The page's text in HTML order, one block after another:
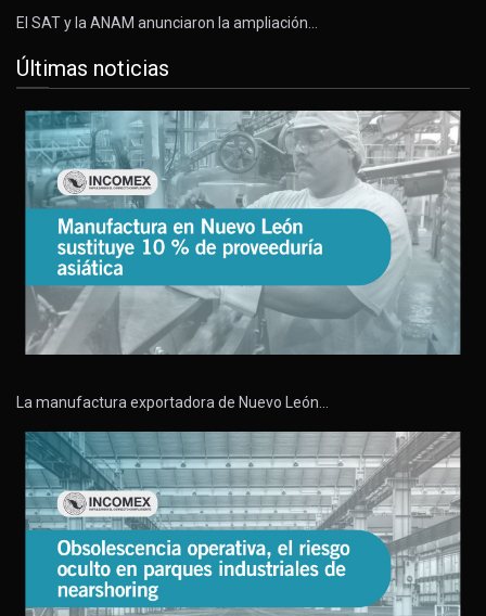
El SAT y la ANAM anunciaron la ampliación…
Últimas noticias
La manufactura exportadora de Nuevo León…